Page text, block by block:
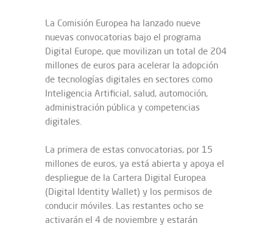
La Comisión Europea ha lanzado nueve
nuevas convocatorias bajo el programa
Digital Europe, que movilizan un total de 204
millones de euros para acelerar la adopción
de tecnologías digitales en sectores como
Inteligencia Artificial, salud, automoción,
administración pública y competencias
digitales.
La primera de estas convocatorias, por 15
millones de euros, ya está abierta y apoya el
despliegue de la Cartera Digital Europea
(Digital Identity Wallet) y los permisos de
conducir móviles. Las restantes ocho se
activarán el 4 de noviembre y estarán